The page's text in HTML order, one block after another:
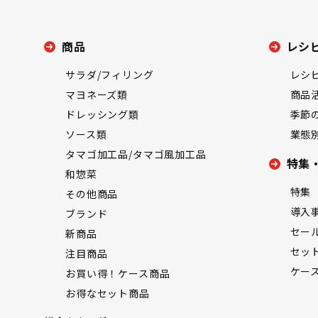
商品
サラダ/フィリング
マヨネーズ類
ドレッシング類
ソース類
タマゴ加工品/タマゴ風加工品
和惣菜
その他商品
ブランド
新商品
注目商品
お買い得！ケース商品
お得なセット商品
レシ
レシ
商品
季節
業態
特集
特集
導入
セー
セッ
ケー